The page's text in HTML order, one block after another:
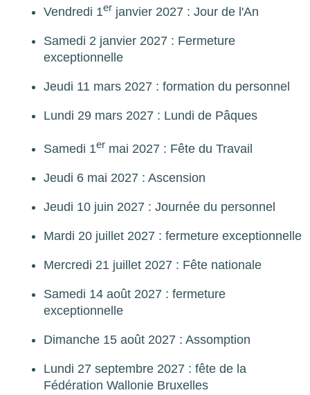
Vendredi 1er janvier 2027 : Jour de l'An
Samedi 2 janvier 2027 : Fermeture
exceptionnelle
Jeudi 11 mars 2027 : formation du personnel
Lundi 29 mars 2027 : Lundi de Pâques
Samedi 1er mai 2027 : Fête du Travail
Jeudi 6 mai 2027 : Ascension
Jeudi 10 juin 2027 : Journée du personnel
Mardi 20 juillet 2027 : fermeture exceptionnelle
Mercredi 21 juillet 2027 : Fête nationale
Samedi 14 août 2027 : fermeture
exceptionnelle
Dimanche 15 août 2027 : Assomption
Lundi 27 septembre 2027 : fête de la
Fédération Wallonie Bruxelles